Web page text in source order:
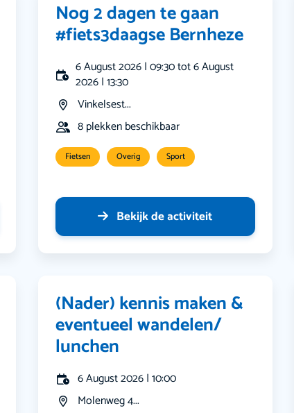
Nog 2 dagen te gaan
#fiets3daagse Bernheze
6 August 2026 | 09:30 tot 6 August
2026 | 13:30
Vinkelsest...
8 plekken beschikbaar
Fietsen Overig Sport
Bekijk de activiteit
(Nader) kennis maken &
eventueel wandelen/
lunchen
6 August 2026 | 10:00
Molenweg 4...